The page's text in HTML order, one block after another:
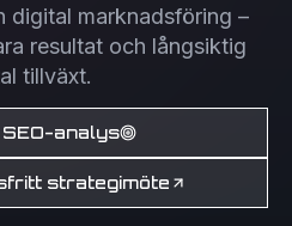
marknadsföring –
resultat och långsiktig
tillväxt.
analys
strategimöte